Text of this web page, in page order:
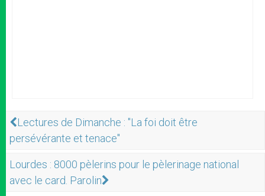
Lectures de Dimanche : "La foi doit être
persévérante et tenace"
Lourdes : 8000 pèlerins pour le pèlerinage national
avec le card. Parolin